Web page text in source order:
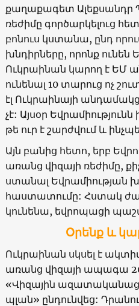
քաղաքագետ Ալեքսանդր
ռեժիմը գործարկելուց
բոնուս կստանա, ընդ
խնդիրները, որոնք ունեն
Ուկրաինան կարող է ԵՄ
ունենալ 10 տարուց ոչ
էլ Ուկրաինայի
չէ: Այսօր
թե ուր է շարժվում և
Այն բանից հետո, երբ
առանց վիզայի ռեժիմը,
ստանալ Եվրամիության
հաստատումը: Հստակ
կունենա, եվրոպացի
Օրենք և
Ուկրաինան սկսել է
առանց վիզայի ապագա
«Վիզային
պլան» ընդունվեց: